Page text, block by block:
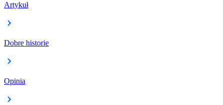
Artykuł
Dobre historie
Opinia